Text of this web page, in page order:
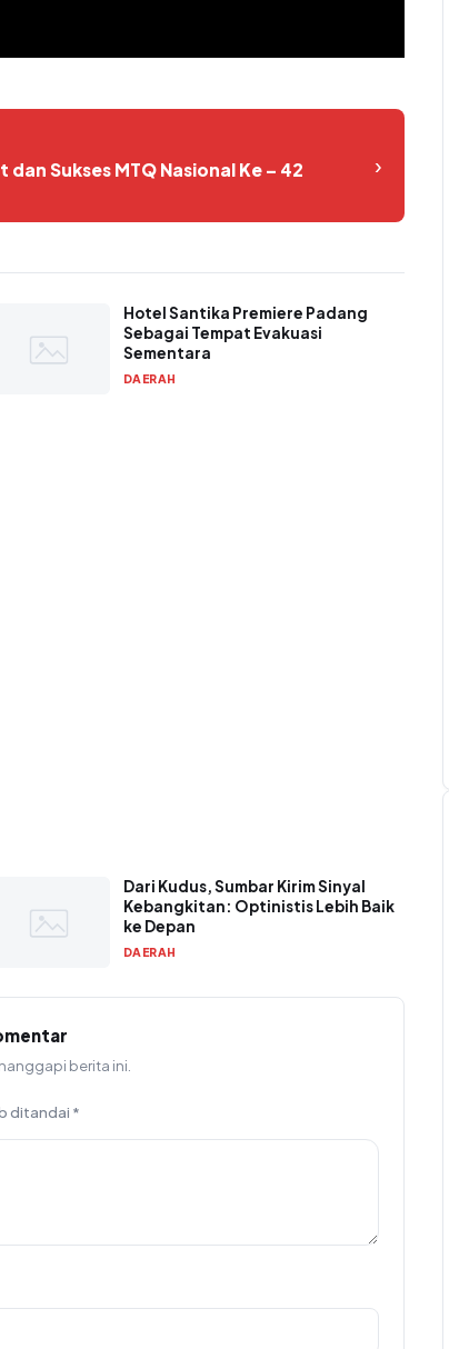
Sukses MTQ Nasional Ke – 42
›
Hotel Santika Premiere Padang
Sebagai Tempat Evakuasi
Sementara
DAERAH
Dari Kudus, Sumbar Kirim Sinyal
Kebangkitan: Optinistis Lebih Baik
ke Depan
DAERAH
berita ini.
ditandai *